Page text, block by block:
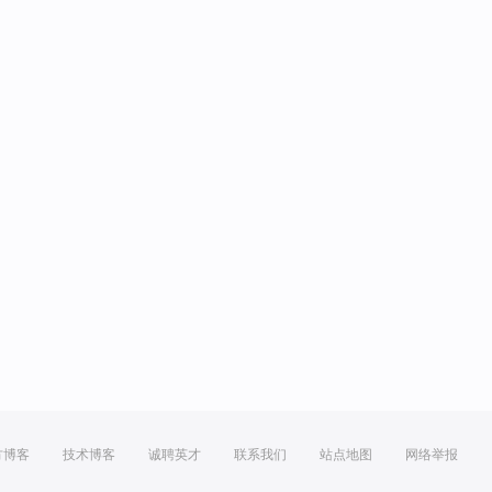
博客 技术博客 诚聘英才 联系我们 站点地图 网络举报